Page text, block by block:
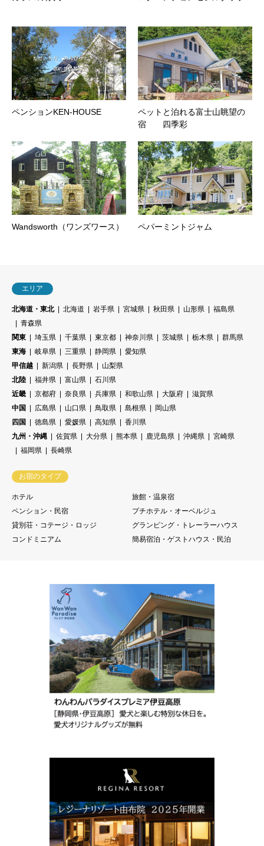
ペンションKEN-HOUSE
ペットと泊れる富士山眺望の
宿 四季彩
Wandsworth（ワンズワース） ペパーミントジャム
エリア
北海道・東北 北海道 岩手県 宮城県 秋田県 山形県
福島県
青森県
関東
埼玉県 千葉県 東京都 神奈川県 茨城県 栃木県
群馬県
東海
岐阜県 三重県 静岡県
愛知県
甲信越
新潟県 長野県
山梨県
北陸
福井県 富山県
石川県
近畿
京都府 奈良県 兵庫県 和歌山県 大阪府
滋賀県
中国
広島県 山口県 鳥取県 島根県
岡山県
四国
徳島県 愛媛県 高知県
香川県
九州・沖縄
佐賀県 大分県 熊本県 鹿児島県 沖縄県
宮崎県
福岡県
長崎県
お宿のタイプ
ホテル
旅館・温泉宿
ペンション・民宿
プチホテル・オーベルジュ
貸別荘・コテージ・ロッジ
グランピング・トレーラーハウス
コンドミニアム
簡易宿泊・ゲストハウス・民泊